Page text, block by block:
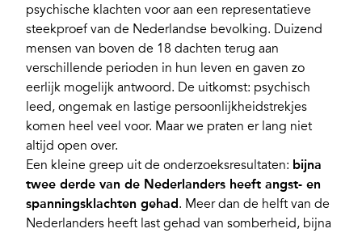
psychische klachten voor aan een representatieve
steekproef van de Nederlandse bevolking. Duizend
mensen van boven de 18 dachten terug aan
verschillende perioden in hun leven en gaven zo
eerlijk mogelijk antwoord. De uitkomst: psychisch
leed, ongemak en lastige persoonlijkheidstrekjes
komen heel veel voor. Maar we praten er lang niet
altijd open over.
Een kleine greep uit de onderzoeksresultaten: bijna
twee derde van de Nederlanders heeft angst- en
spanningsklachten gehad. Meer dan de helft van de
Nederlanders heeft last gehad van somberheid, bijna